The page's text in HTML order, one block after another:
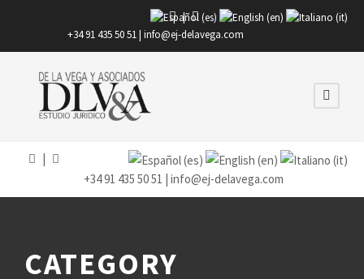
|
+34 91 435 50 51 | info@ej-delavega.com
+34 91 435 50 51 | info@ej-delavega.com
CATEGORY